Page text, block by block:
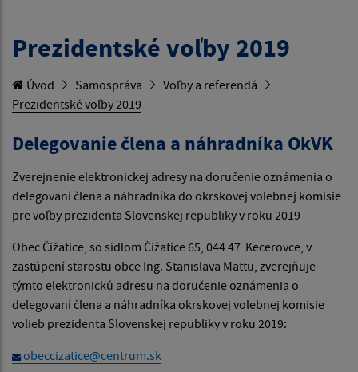
Prezidentské voľby 2019
Úvod Samospráva
Voľby a referendá
Prezidentské voľby 2019
Delegovanie člena a náhradníka OkVK
Zverejnenie elektronickej adresy na doručenie oznámenia o
delegovaní člena a náhradníka do okrskovej volebnej komisie
pre voľby prezidenta Slovenskej republiky v roku 2019
Obec Čižatice, so sídlom Čižatice 65, 044 47 Kecerovce, v
zastúpení starostu obce Ing. Stanislava Mattu, zverejňuje
týmto elektronickú adresu na doručenie oznámenia o
delegovaní člena a náhradníka okrskovej volebnej komisie
volieb prezidenta Slovenskej republiky v roku 2019:
obeccizatice@centrum.sk